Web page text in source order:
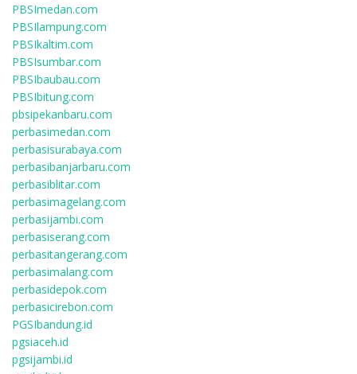
PBSImedan.com
PBSIlampung.com
PBSIkaltim.com
PBSIsumbar.com
PBSIbaubau.com
PBSIbitung.com
pbsipekanbaru.com
perbasimedan.com
perbasisurabaya.com
perbasibanjarbaru.com
perbasiblitar.com
perbasimagelang.com
perbasijambi.com
perbasiserang.com
perbasitangerang.com
perbasimalang.com
perbasidepok.com
perbasicirebon.com
PGSIbandung.id
pgsiaceh.id
pgsijambi.id